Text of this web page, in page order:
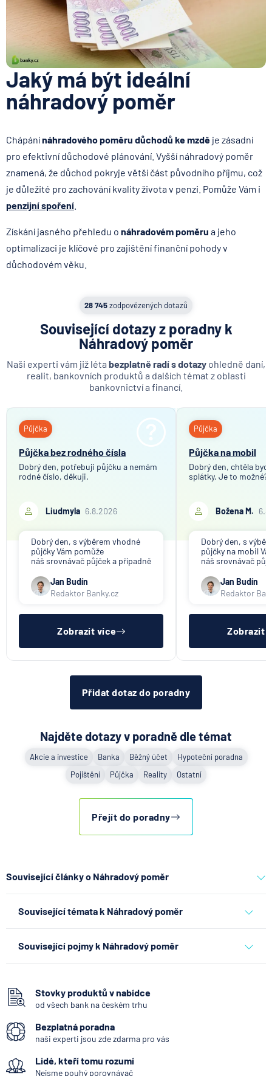
Jaký má být ideální
náhradový poměr
Chápánínáhradového poměru důchodů ke mzdě je zásadní
pro efektivní důchodové plánování. Vyšší náhradový poměr
znamená, že důchod pokryje větší část původního příjmu, což
je důležité pro zachování kvality života v penzi. Pomůže Vám i
penzijní spoření
Získání jasného přehledu o náhradovém poměru a jeho
optimalizaci je klíčové pro zajištění finanční pohody v
důchodovém věku.
28 745zodpovězených dotazů
Související dotazy z poradny k
Náhradový poměr
Naši experti vám již léta bezplatně radí s dotazy ohledně daní,
realit, bankovních produktů a dalších témat z oblasti
bankovnictví a financí.
Půjčka
Půjčka bez rodného čísla
Dobrý den, potřebuji půjčku a nemám
rodné číslo, děkuji.
Liudmyla 6.8.2026
Dobrý den, s výběrem vhodné
půjčky Vám pomůže
náš srovnávač půjček a případně
půjček. Pro získání půjčky je
třeba mít dostatečný příjem,
nebýt ve zkušební ani výpovědní
Jan Budín
Redaktor Banky.cz
Zobrazit více
Půjčka
Půjčka na mobil
Dobrý den, chtěla
splátky. Je to možné?
Božena M.
Dobrý den, s
půjčky na mobil
náš srovnávač
půjček. Pro získání
nákupu na
dostatečný
Jan Budín
Redaktor
Zobrazit
Přidat dotaz do poradny
Najděte dotazy v poradně dle témat
Akcie a investice Banka Běžný účet
Hypoteční poradna
Pojištění
Půjčka Reality Ostatní
Přejít do poradny
Související články o Náhradový poměr
podvodu v Air Bank
klíčový je ale výhled inflace
Související témata k Náhradový poměr
Související pojmy k Náhradový poměr
Vkladní knížka
Důchodové připojištění
PEEP (Panevropské penzijní produkty)
Výpis z úvěrového účtu
Retailové bankovnictví
Stovky produktů v nabídce
od všech bank na českém trhu
Bezplatná poradna
naši experti jsou zde zdarma pro vás
Lidé, kteří tomu rozumí
Nejsme pouhý porovnávač